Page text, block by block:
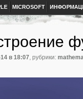
MICROSOFT
в 18:07, рубрики: